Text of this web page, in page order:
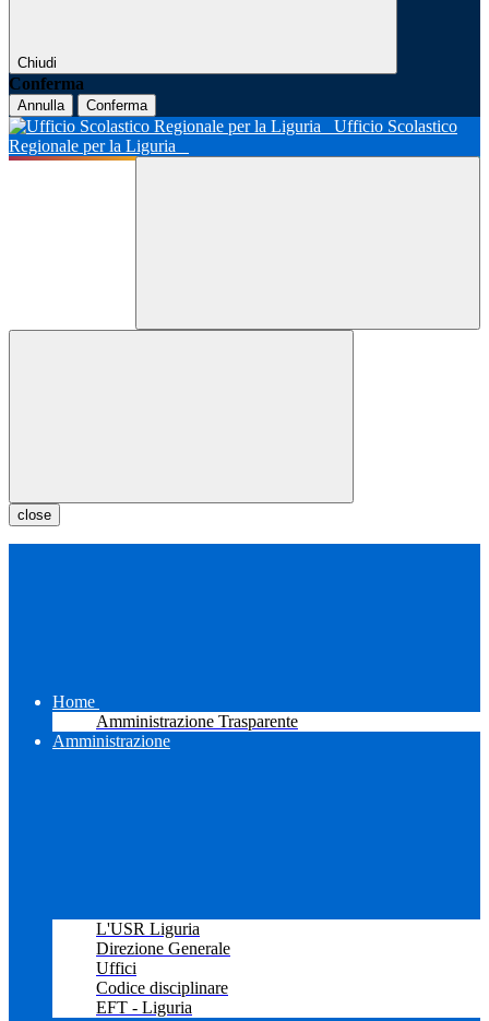
Chiudi
Conferma
Annulla Conferma
Ufficio Scolastico
Regionale per la Liguria
close
Home
Amministrazione Trasparente
Amministrazione
L'USR Liguria
Direzione Generale
Uffici
Codice disciplinare
EFT - Liguria